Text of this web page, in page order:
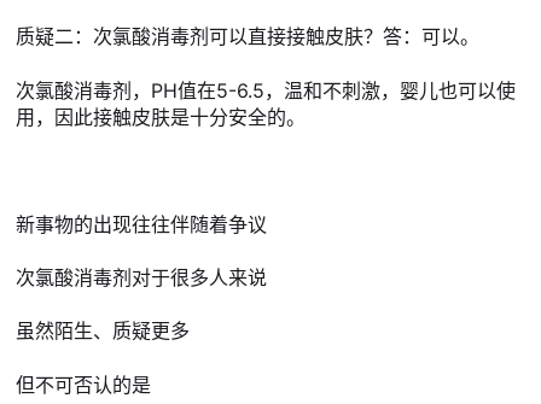
质疑二：次氯酸消毒剂可以直接接触皮肤？答：可以。
次氯酸消毒剂，PH值在5-6.5，温和不刺激，婴儿也可以使
用，因此接触皮肤是十分安全的。
新事物的出现往往伴随着争议
次氯酸消毒剂对于很多人来说
虽然陌生、质疑更多
但不可否认的是